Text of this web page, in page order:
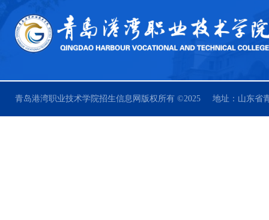
青岛港湾职业技术学院招生信息网版权所有 ©2025 地址：山东